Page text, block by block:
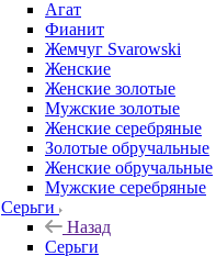
Агат
Фианит
Жемчуг Svarowski
Женские
Женские золотые
Мужские золотые
Женские серебряные
Золотые обручальные
Женские обручальные
Мужские серебряные
Серьги
Назад
Серьги